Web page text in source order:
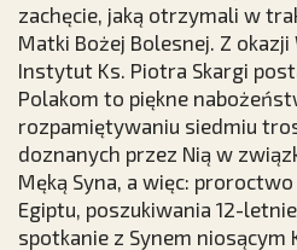
zachęcie, jaką otrzymali w
Matki Bożej Bolesnej. Z
Instytut Ks. Piotra Skargi
Polakom to piękne
rozpamiętywaniu siedmiu
doznanych przez Nią w
Męką Syna, a więc:
Egiptu, poszukiwania 12-
spotkanie z Synem niosącym